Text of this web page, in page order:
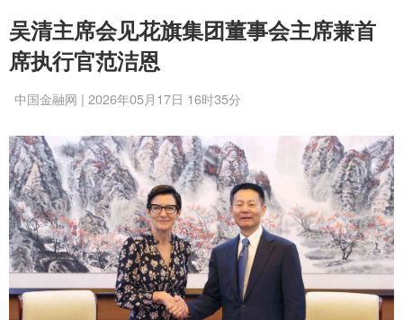
吴清主席会见花旗集团董事会主席兼首
席执行官范洁恩
中国金融网 | 2026年05月17日 16时35分